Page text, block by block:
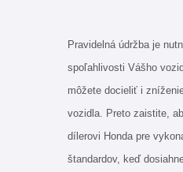
Pravidelná údržba je
spoľahlivosti Vášho
môžete docieliť i
vozidla. Preto zaistite,
dílerovi Honda pre
štandardov, keď